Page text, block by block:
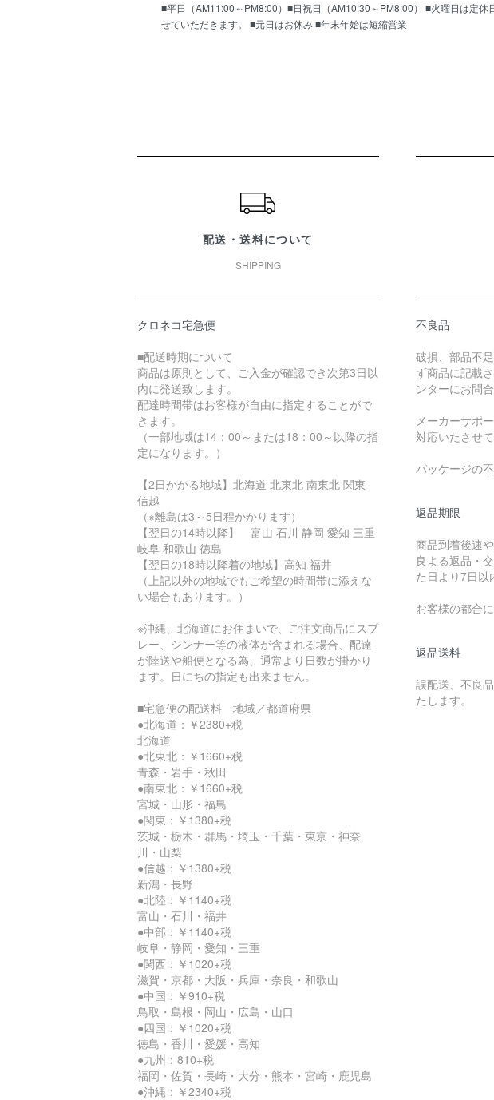
■平日（AM11:00～PM8:00）■日祝日（AM10:30～PM8:00） ■火曜日は定
せていただきます。 ■元日はお休み ■年末年始は短縮営業
配送・送料について
SHIPPING
クロネコ宅急便
■配送時期について
商品は原則として、ご入金が確認でき次第3日以
内に発送致します。
配達時間帯はお客様が自由に指定することがで
きます。
（一部地域は14：00～または18：00～以降の指
定になります。）
【2日かかる地域】北海道 北東北 南東北 関東
信越
（※離島は3～5日程かかります）
【翌日の14時以降】 富山 石川 静岡 愛知 三重
岐阜 和歌山 徳島
【翌日の18時以降着の地域】高知 福井
（上記以外の地域でもご希望の時間帯に添えな
い場合もあります。）
※沖縄、北海道にお住まいで、ご注文商品にスプ
レー、シンナー等の液体が含まれる場合、配達
が陸送や船便となる為、通常より日数が掛かり
ます。日にちの指定も出来ません。
■宅急便の配送料 地域／都道府県
●北海道：￥2380+税
北海道
●北東北：￥1660+税
青森・岩手・秋田
●南東北：￥1660+税
宮城・山形・福島
●関東：￥1380+税
茨城・栃木・群馬・埼玉・千葉・東京・神奈
川・山梨
●信越：￥1380+税
新潟・長野
●北陸：￥1140+税
富山・石川・福井
●中部：￥1140+税
岐阜・静岡・愛知・三重
●関西：￥1020+税
滋賀・京都・大阪・兵庫・奈良・和歌山
●中国：￥910+税
鳥取・島根・岡山・広島・山口
●四国：￥1020+税
徳島・香川・愛媛・高知
●九州：810+税
福岡・佐賀・長崎・大分・熊本・宮崎・鹿児島
●沖縄：￥2340+税
不良品
破損、部品不
ず商品に記載
ンターにお問
メーカーサポ
対応いたさせて
パッケージの
返品期限
商品到着後速
良よる返品・
た日より7日以
お客様の都合
返品送料
誤配送、不良
たします。